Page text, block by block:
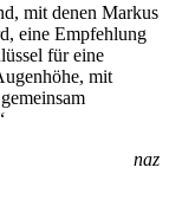
mit denen Markus
eine Empfehlung
für eine
mit
naz